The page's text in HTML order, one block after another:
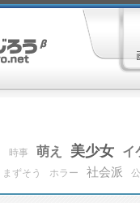
時事 萌え 美少女 イ
まずそう ホラー 社会派